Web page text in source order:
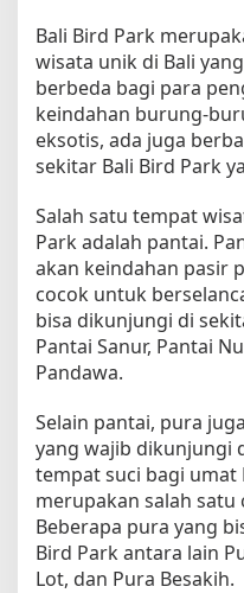
Bali Bird Park
wisata unik di Bali
berbeda bagi para
keindahan burung-
eksotis, ada juga
sekitar Bali Bird Park
Salah satu tempat
Park adalah pantai.
akan keindahan pasir
cocok untuk
bisa dikunjungi di
Pantai Sanur, Pantai
Pandawa.
Selain pantai, pura
yang wajib dikunjungi
tempat suci bagi umat
merupakan salah satu
Beberapa pura yang
Bird Park antara lain
Lot, dan Pura Besakih.